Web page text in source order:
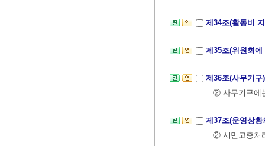
제34조(활동비
제35조(위원회
제36조(사무기
② 사무기구에
제37조(운영상
② 시민고충처